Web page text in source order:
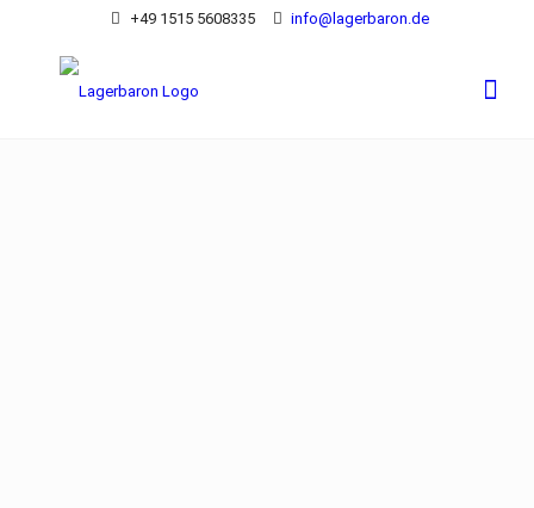
+49 1515 5608335 info@lagerbaron.de